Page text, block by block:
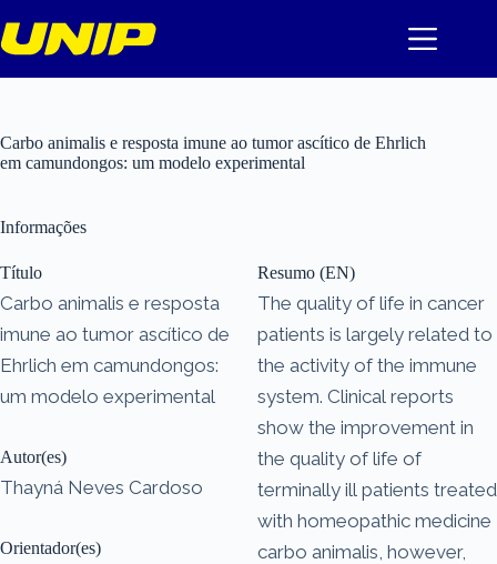
para
o
Carbo animalis e resposta imune ao tumor ascítico de Ehrlich
em camundongos: um modelo experimental
Informações
Título
Carbo animalis e resposta
imune ao tumor ascítico de
Ehrlich em camundongos:
um modelo experimental
Autor(es)
Thayná Neves Cardoso
Orientador(es)
Resumo (EN)
The quality of life in cancer
patients is largely related to
the activity of the immune
system. Clinical reports
show the improvement in
the quality of life of
terminally ill patients treated
with homeopathic medicine
carbo animalis, however,